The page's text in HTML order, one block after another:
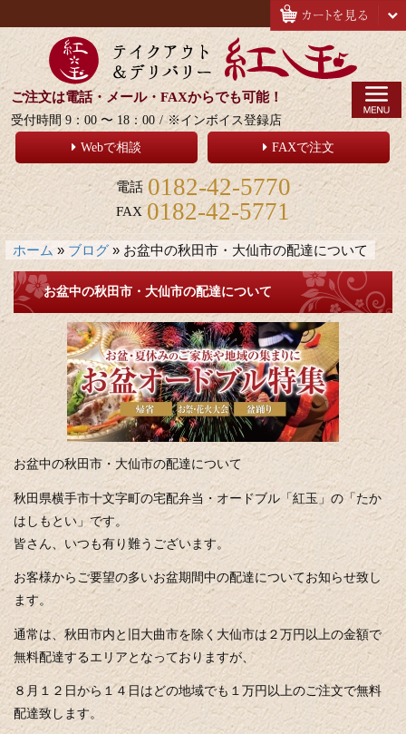
ご注文は電話・メール・FAXからでも可能！
受付時間 9：00 〜 18：00 / ※インボイス登録店
Webで相談
FAXで注文
電話 0182-42-5770
FAX 0182-42-5771
ホーム » ブログ » お盆中の秋田市・大仙市の配達について
お盆中の秋田市・大仙市の配達について
お盆中の秋田市・大仙市の配達について
秋田県横手市十文字町の宅配弁当・オードブル「紅玉」の「たか
はしもとい」です。
皆さん、いつも有り難うございます。
お客様からご要望の多いお盆期間中の配達についてお知らせ致し
ます。
通常は、秋田市内と旧大曲市を除く大仙市は２万円以上の金額で
無料配達するエリアとなっておりますが、
８月１２日から１４日はどの地域でも１万円以上のご注文で無料
配達致します。